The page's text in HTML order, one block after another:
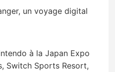
un voyage digital
à la Japan Expo
Switch Sports Resort,